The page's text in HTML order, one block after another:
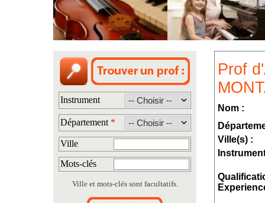
Instrument
Département *
Ville
Mots-clés
Ville et mots-clés sont facultatifs.
Prof
Nom :
Ville(s) :